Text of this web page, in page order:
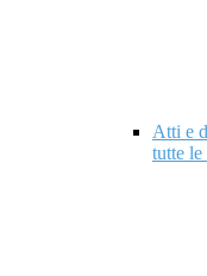
Atti e
tutte le